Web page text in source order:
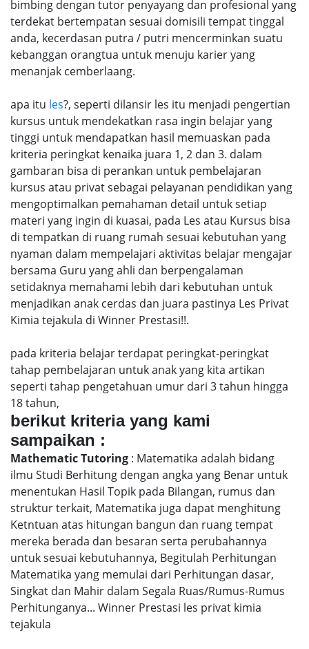
bimbing dengan tutor penyayang dan profesional yang
terdekat bertempatan sesuai domisili tempat tinggal
anda, kecerdasan putra / putri mencerminkan suatu
kebanggan orangtua untuk menuju karier yang
menanjak cemberlaang.
apa itu les?, seperti dilansir les itu menjadi pengertian
kursus untuk mendekatkan rasa ingin belajar yang
tinggi untuk mendapatkan hasil memuaskan pada
kriteria peringkat kenaika juara 1, 2 dan 3. dalam
gambaran bisa di perankan untuk pembelajaran
kursus atau privat sebagai pelayanan pendidikan yang
mengoptimalkan pemahaman detail untuk setiap
materi yang ingin di kuasai, pada Les atau Kursus bisa
di tempatkan di ruang rumah sesuai kebutuhan yang
nyaman dalam mempelajari aktivitas belajar mengajar
bersama Guru yang ahli dan berpengalaman
setidaknya memahami lebih dari kebutuhan untuk
menjadikan anak cerdas dan juara pastinya Les Privat
Kimia tejakula di Winner Prestasi!!.
pada kriteria belajar terdapat peringkat-peringkat
tahap pembelajaran untuk anak yang kita artikan
seperti tahap pengetahuan umur dari 3 tahun hingga
18 tahun,
berikut kriteria yang kami
sampaikan :
Mathematic Tutoring : Matematika adalah bidang
ilmu Studi Berhitung dengan angka yang Benar untuk
menentukan Hasil Topik pada Bilangan, rumus dan
struktur terkait, Matematika juga dapat menghitung
Ketntuan atas hitungan bangun dan ruang tempat
mereka berada dan besaran serta perubahannya
untuk sesuai kebutuhannya, Begitulah Perhitungan
Matematika yang memulai dari Perhitungan dasar,
Singkat dan Mahir dalam Segala Ruas/Rumus-Rumus
Perhitunganya... Winner Prestasi les privat kimia
tejakula